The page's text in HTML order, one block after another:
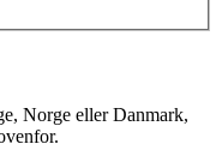
Norge eller Danmark,